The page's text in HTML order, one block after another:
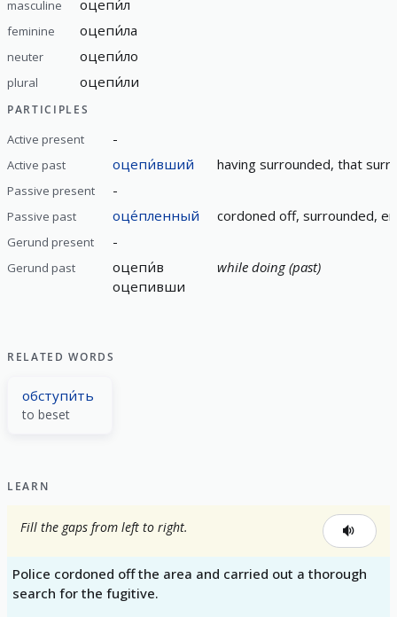
masculine
оцепи́л
feminine оцепи́ла
neuter оцепи́ло
plural оцепи́ли
PARTICIPLES
Active present -
Active past оцепи́вший having surrounded, that
Passive present -
Passive past оце́пленный cordoned off, surrounded,
Gerund present -
Gerund past
оцепи́в
оцепивши
while doing (past)
RELATED WORDS
обступи́ть
to beset
LEARN
Fill the gaps from left to right.
Police cordoned off the area and carried out a thorough
search for the fugitive.